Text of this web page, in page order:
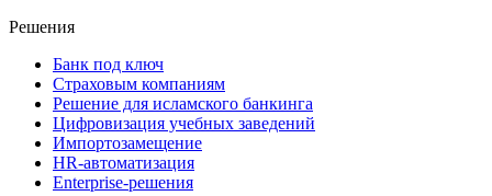
Решения
Банк под ключ
Страховым компаниям
Решение для исламского банкинга
Цифровизация учебных заведений
Импортозамещение
HR-автоматизация
Enterprise-решения